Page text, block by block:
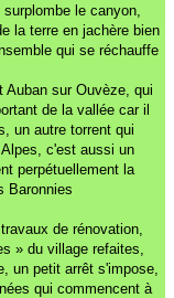
le canyon,
la terre en jachère bien
qui se réchauffe
Auban sur Ouvèze, qui
de la vallée car il
un autre torrent qui
c'est aussi un
perpétuellement la
Baronnies
de rénovation,
» du village refaites,
un petit arrêt s'impose,
qui commencent à